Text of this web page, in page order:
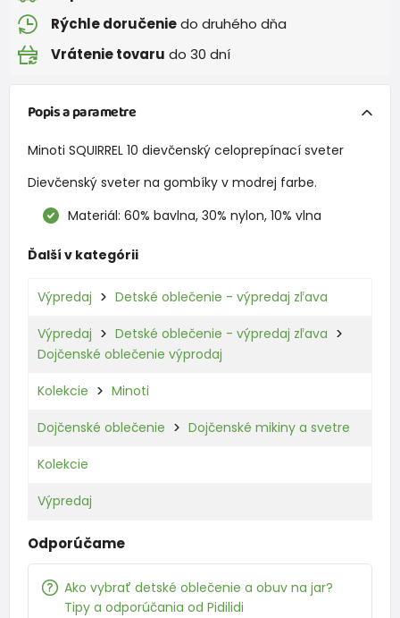
Rýchle doručeniedo druhého dňa
Vrátenie tovaru do 30 dní
Popis a parametre
Minoti SQUIRREL 10 dievčenský celoprepínací sveter
Dievčenský sveter na gombíky v modrej farbe.
Materiál: 60% bavlna, 30% nylon, 10% vlna
Ďalší v kategórii
Výpredaj Detské oblečenie - výpredaj zľava
Výpredaj
Detské oblečenie - výpredaj zľava
Dojčenské oblečenie výprodaj
Kolekcie Minoti
Dojčenské oblečenie Dojčenské mikiny a svetre
Kolekcie
Výpredaj
Odporúčame
Ako vybrať detské oblečenie a obuv na jar?
Tipy a odporúčania od Pidilidi